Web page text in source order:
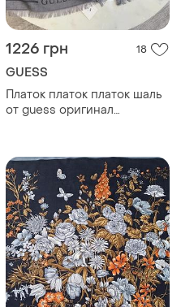
1226 грн 18
GUESS
Платок платок платок шаль
от guess оригинал